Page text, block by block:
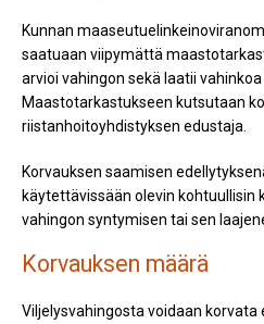
Kunnan
saatuaan viipymättä
arvioi vahingon sekä laatii
Maastotarkastukseen kutsutaan
riistanhoitoyhdistyksen edustaja.
Korvauksen saamisen
käytettävissään olevin kohtuullisin
vahingon syntymisen tai sen
Korvauksen määrä
Viljelysvahingosta voidaan